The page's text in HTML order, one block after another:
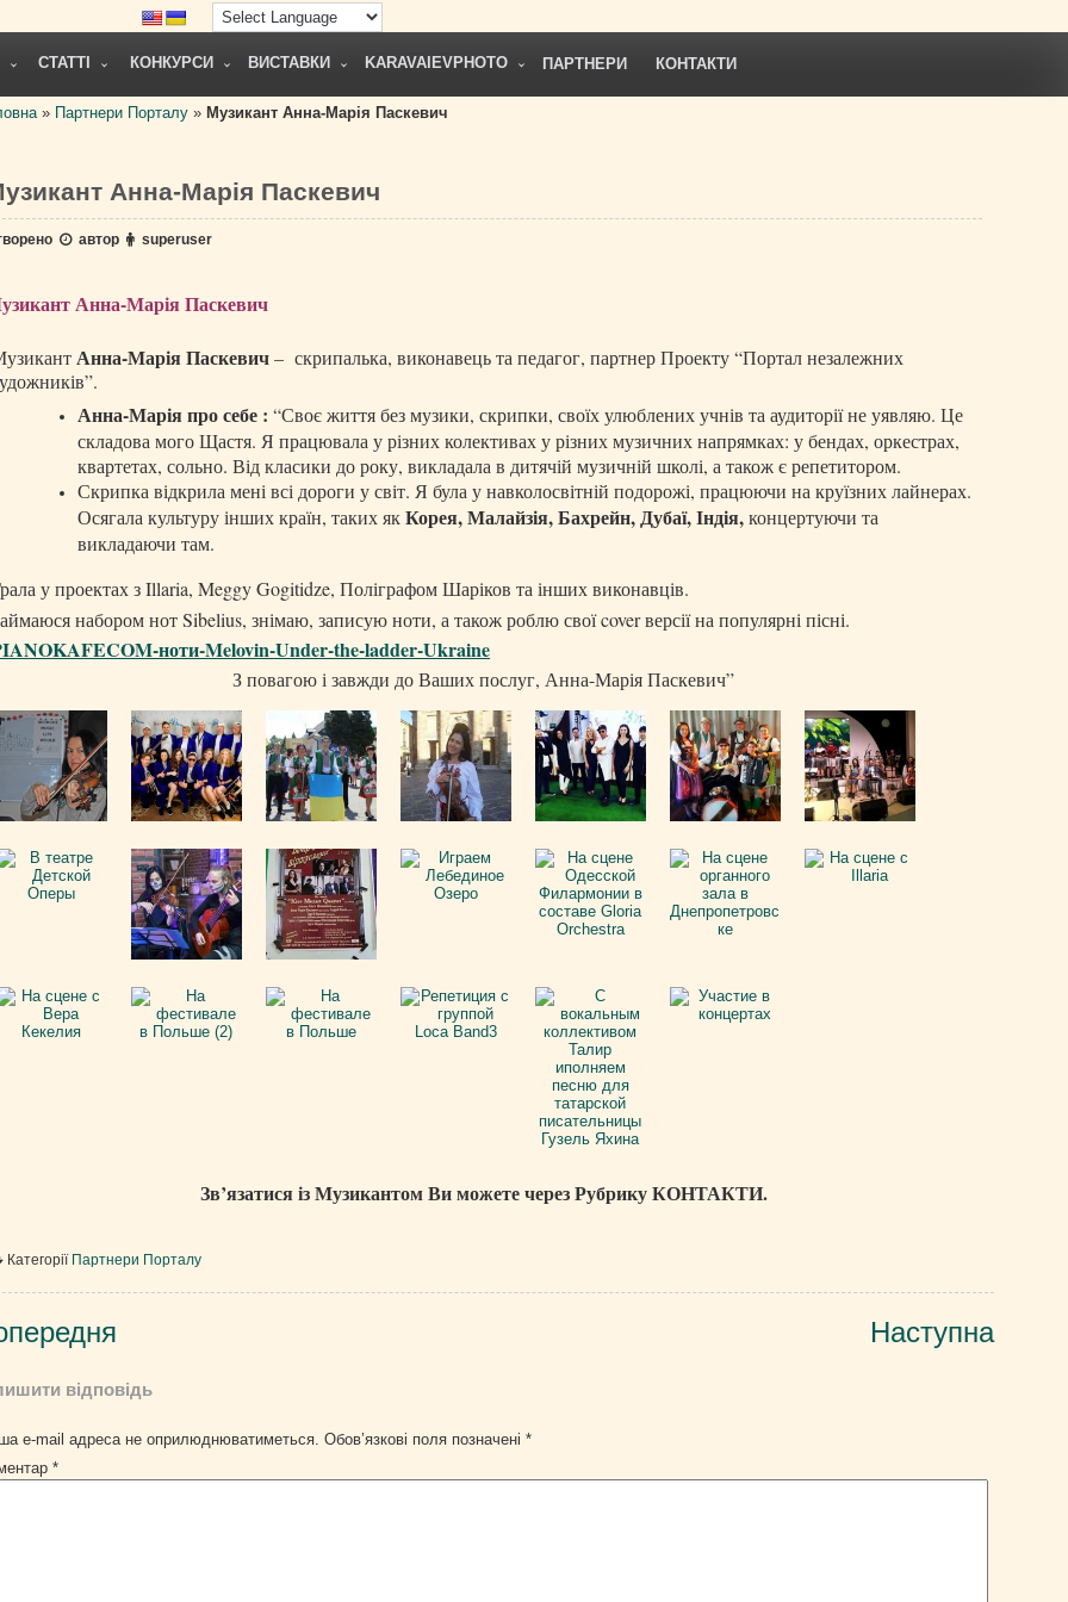
СТАТТІ КОНКУРСИ ВИСТАВКИ KARAVAIEVPHOTO ПАРТНЕРИ КОНТАКТИ
» Партнери Порталу » Музикант Анна-Марія Паскевич
Анна-Марія Паскевич
автор superuser
Анна-Марія Паскевич
Анна-Марія Паскевич– скрипалька, виконавець та педагог, партнер Проекту “Портал незалежних
Анна-Марія про себе : “Своє життя без музики, скрипки, своїх улюблених учнів та аудиторії не уявляю. Це
складова мого Щастя. Я працювала у різних колективах у різних музичних напрямках: у бендах, оркестрах,
квартетах, сольно. Від класики до року, викладала в дитячій музичній школі, а також є репетитором.
Скрипка відкрила мені всі дороги у світ. Я була у навколосвітній подорожі, працюючи на круїзних лайнерах.
Осягала культуру інших країн, таких якКорея, Малайзія, Бахрейн, Дубаї, Індія,концертуючи та
викладаючи там.
у проектах з Illaria, Meggy Gogitidze, Поліграфом Шаріков та інших виконавців.
набором нот Sibelius, знімаю, записую ноти, а також роблю свої cover версії на популярні пісні.
ноти-Melovin-Under-the-ladder-Ukraine
З повагою і завжди до Ваших послуг, Анна-Марія Паскевич”
Зв’язатися із Музикантом Ви можете через Рубрику КОНТАКТИ.
Категорії Партнери Порталу
Наступна
відповідь
e-mail адреса не оприлюднюватиметься. Обов’язкові поля позначені*
*